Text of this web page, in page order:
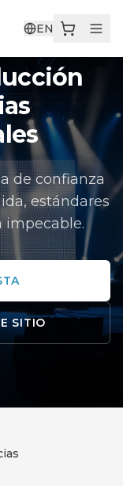
EN
de confianza
estándares
impecable.
SITIO